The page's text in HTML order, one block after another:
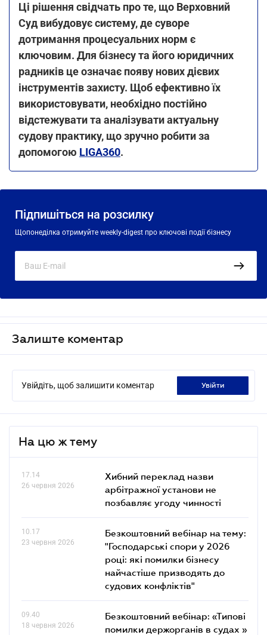
Ці рішення свідчать про те, що Верховний
Суд вибудовує систему, де суворе
дотримання процесуальних норм є
ключовим. Для бізнесу та його юридичних
радників це означає появу нових дієвих
інструментів захисту. Щоб ефективно їх
використовувати, необхідно постійно
відстежувати та аналізувати актуальну
судову практику, що зручно робити за
допомогою LIGA360.
Підпишіться на розсилку
Щопонеділка отримуйте weekly-digest про ключові події бізнесу
Залиште коментар
Увійдіть, щоб залишити коментар увійти
На цю ж тему
17.14
26 червня 2026
Хибний переклад назви
арбітражної установи не
позбавляє угоду чинності
10.17
23 червня 2026
Безкоштовний вебінар на тему:
"Господарські спори у 2026
році: які помилки бізнесу
найчастіше призводять до
судових конфліктів"
09.40
18 червня 2026
Безкоштовний вебінар: «Типові
помилки держорганів в судах »